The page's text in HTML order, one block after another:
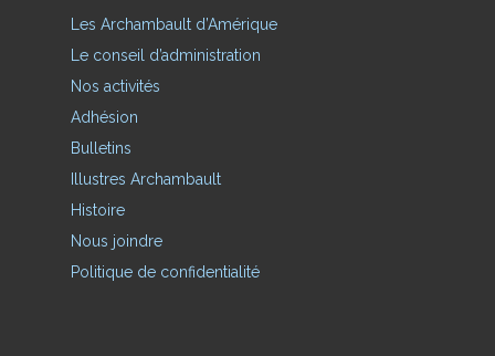
Les Archambault d’Amérique
Le conseil d’administration
Nos activités
Adhésion
Bulletins
Illustres Archambault
Histoire
Nous joindre
Politique de confidentialité